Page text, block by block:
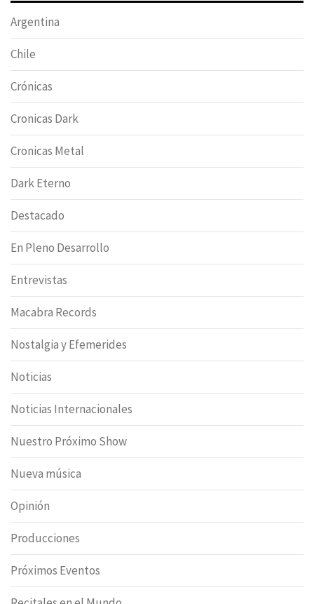
Argentina
Chile
Crónicas
Cronicas Dark
Cronicas Metal
Dark Eterno
Destacado
En Pleno Desarrollo
Entrevistas
Macabra Records
Nostalgia y Efemerides
Noticias
Noticias Internacionales
Nuestro Próximo Show
Nueva música
Opinión
Producciones
Próximos Eventos